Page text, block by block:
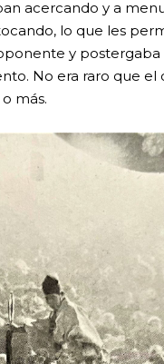
acercando y a
lo que les
y postergaba
No era raro que el
más.